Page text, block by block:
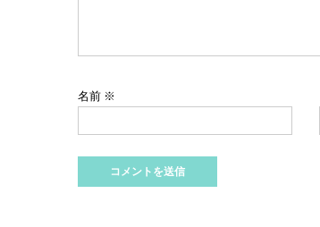
名前 ※